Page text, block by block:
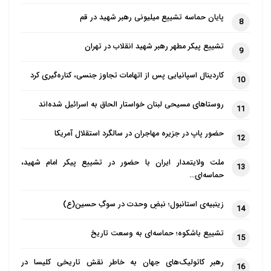
می‌کنند اما دو طرف غافل از رمز موجود در قالیچه هستند؛
ریشه درشاهنامهو کتاب‌های پهلوی در مورد سیاوش دارد.
اما آیا ما این‌ها را می‌دانیم؟
اهمیت فهلوی با هنرها و صنایع
دستی
یک کار علمی است و با این کار می‌توان معنای هنرهای
است، حال تصور کنید که معنای آن هم فهمیده شود. شما
بسیار جذاب است و این در حالی است که توریست و آن
راوی، چیزی از اصل مطلب نمی‌دانند و مطالب کاذبی
8 پایان حماسه تشییع میلیونی رهبر شهید در قم
9 تشییع پیکر مطهر رهبر شهید انقلاب در تهران
10 کاردینال اسپانیایی پس از اتهامات تجاوز جنسی، کناره‌گیری کرد
11 روستاهای مسیحی لبنان خواستار الحاق به اسرائیل شده‌اند
12 حضور پاپ در جزیره مهاجران در سالگرد استقلال آمریکا
13
ملت ولایتمدار ایران با حضور در تشییع پیکر امام شهید،
حماسه‌ای…
14 زینبیه‌ی استانبول؛ نبضِ وحدت در سوگِ حسین(ع)
15 تشییع باشکوه؛ حماسه‌ای به وسعت تاریخ
16
رهبر کاتولیک‌های جهان به خاطر نقش تاریخی کلیسا در